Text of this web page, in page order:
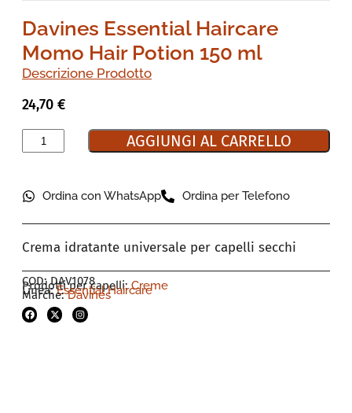
Davines Essential Haircare
Momo Hair Potion 150 ml
Descrizione Prodotto
24,70 €
AGGIUNGI AL CARRELLO
Ordina con WhatsApp Ordina per Telefono
Crema idratante universale per capelli secchi
COD: DAV1078
Prodotti per capelli:Creme
Linea:Essential Haircare
Marche:Davines